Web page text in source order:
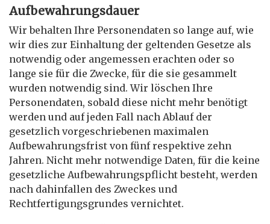
Aufbewahrungsdauer
Wir behalten Ihre Personendaten so lange auf, wie
wir dies zur Einhaltung der geltenden Gesetze als
notwendig oder angemessen erachten oder so
lange sie für die Zwecke, für die sie gesammelt
wurden notwendig sind. Wir löschen Ihre
Personendaten, sobald diese nicht mehr benötigt
werden und auf jeden Fall nach Ablauf der
gesetzlich vorgeschriebenen maximalen
Aufbewahrungsfrist von fünf respektive zehn
Jahren. Nicht mehr notwendige Daten, für die keine
gesetzliche Aufbewahrungspflicht besteht, werden
nach dahinfallen des Zweckes und
Rechtfertigungsgrundes vernichtet.